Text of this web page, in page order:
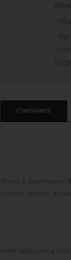
•
•
ITINÉRAIRES
Envol à destination
A votre arrivée,
Petit déjeuner à